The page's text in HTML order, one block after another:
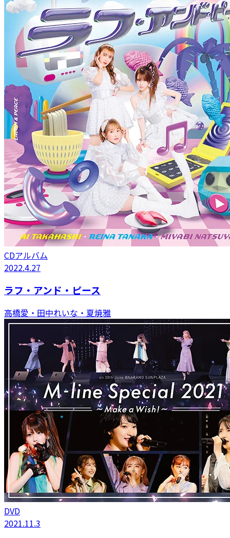
CDアルバム
2022.4.27
ラフ・アンド・ピース
高橋愛・田中れいな・夏焼雅
DVD
2021.11.3